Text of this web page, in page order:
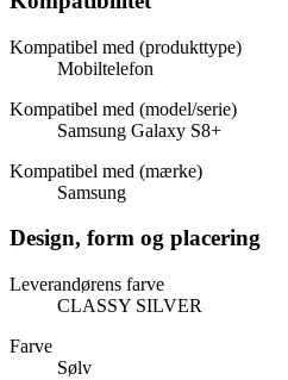
Kompatibel med (produkttype)
Mobiltelefon
Kompatibel med (model/serie)
Samsung Galaxy S8+
Kompatibel med (mærke)
Samsung
Design, form og placering
Leverandørens farve
CLASSY SILVER
Farve
Sølv